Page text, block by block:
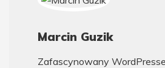
Marcin Guzik
Zafascynowany